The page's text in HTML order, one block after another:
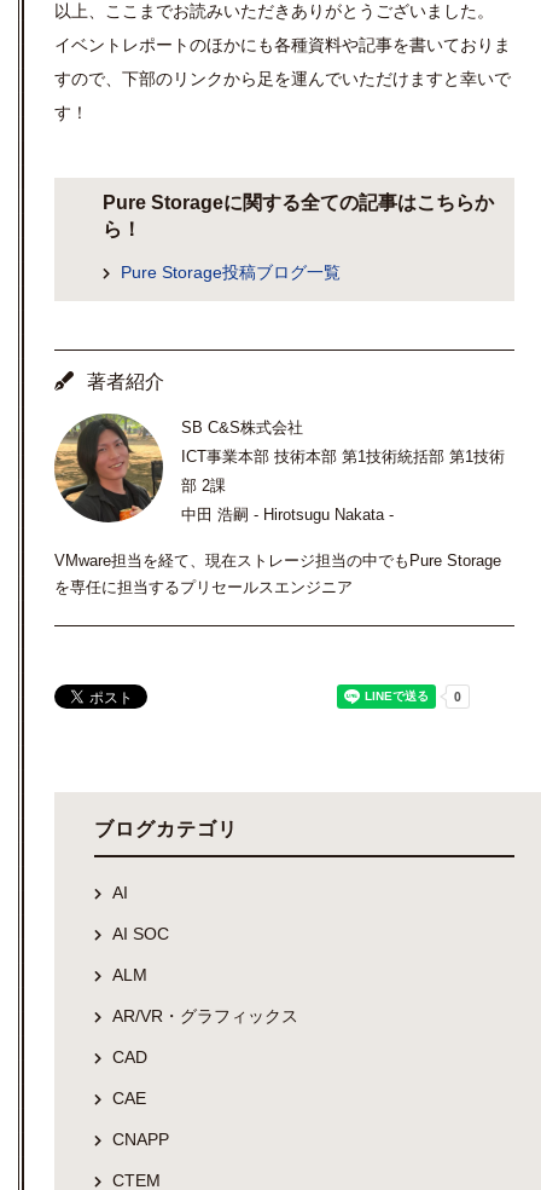
以上、ここまでお読みいただきありがとうございました。
イベントレポートのほかにも各種資料や記事を書いておりま
すので、下部のリンクから足を運んでいただけますと幸いで
す！
Pure Storageに関する全ての記事はこちらか
ら！
Pure Storage投稿ブログ一覧
著者紹介
SB C&S株式会社
ICT事業本部 技術本部 第1技術統括部 第1技術
部 2課
中田 浩嗣 - Hirotsugu Nakata -
VMware担当を経て、現在ストレージ担当の中でもPure Storage
を専任に担当するプリセールスエンジニア
ブログカテゴリ
AI
AI SOC
ALM
AR/VR・グラフィックス
CAD
CAE
CNAPP
CTEM